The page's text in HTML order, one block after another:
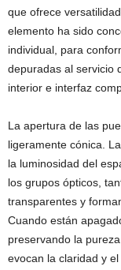
que ofrece
elemento ha sido
individual, para
depuradas al servicio
interior e interfaz
La apertura de las
ligeramente cónica.
la luminosidad del
los grupos ópticos,
transparentes y
Cuando están
preservando la
evocan la claridad y